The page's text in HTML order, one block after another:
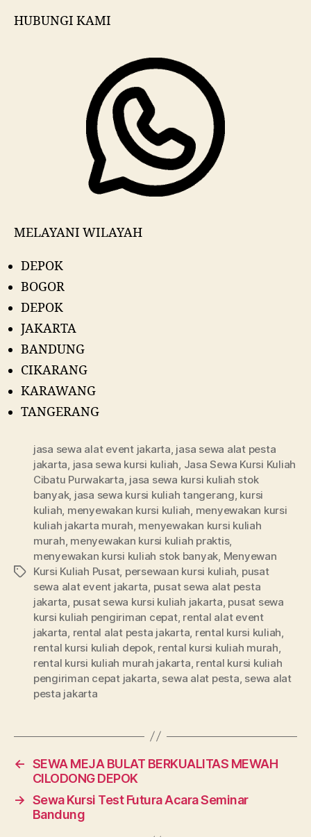
HUBUNGI KAMI
MELAYANI WILAYAH
DEPOK
BOGOR
DEPOK
JAKARTA
BANDUNG
CIKARANG
KARAWANG
TANGERANG
Tags
jasa sewa alat event jakarta jasa sewa alat pesta
jakarta jasa sewa kursi kuliah Jasa Sewa Kursi Kuliah
Cibatu Purwakarta jasa sewa kursi kuliah stok
banyak, jasa sewa kursi kuliah tangerang kursi
kuliah menyewakan kursi kuliah menyewakan kursi
kuliah jakarta murah menyewakan kursi kuliah
murah menyewakan kursi kuliah praktis,
menyewakan kursi kuliah stok banyak Menyewan
Kursi Kuliah Pusat, persewaan kursi kuliah pusat
sewa alat event jakarta pusat sewa alat pesta
jakarta pusat sewa kursi kuliah jakarta pusat sewa
kursi kuliah pengiriman cepat, rental alat event
jakarta rental alat pesta jakarta rental kursi kuliah
rental kursi kuliah depok, rental kursi kuliah murah
rental kursi kuliah murah jakarta rental kursi kuliah
pengiriman cepat jakarta sewa alat pesta sewa alat
pesta jakarta
← SEWA MEJA BULAT BERKUALITAS MEWAH
CILODONG DEPOK
→ Sewa Kursi Test Futura Acara Seminar
Bandung